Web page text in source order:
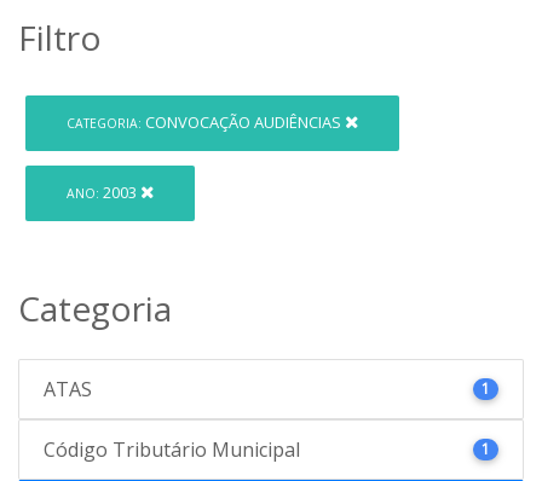
Filtro
CATEGORIA: CONVOCAÇÃO AUDIÊNCIAS
ANO: 2003
Categoria
ATAS 1
Código Tributário Municipal 1